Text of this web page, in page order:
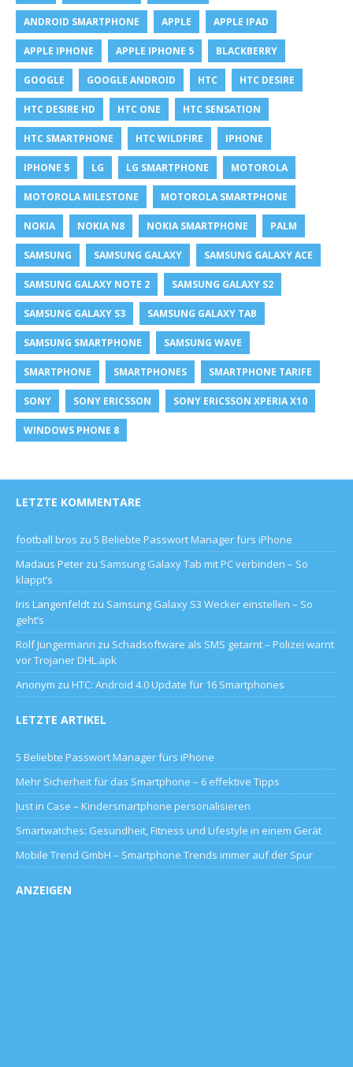
ANDROID SMARTPHONE APPLE APPLE IPAD
APPLE IPHONE APPLE IPHONE 5 BLACKBERRY
GOOGLE GOOGLE ANDROID HTC HTC DESIRE
HTC DESIRE HD HTC ONE HTC SENSATION
HTC SMARTPHONE HTC WILDFIRE IPHONE
IPHONE 5 LG LG SMARTPHONE MOTOROLA
MOTOROLA MILESTONE MOTOROLA SMARTPHONE
NOKIA NOKIA N8 NOKIA SMARTPHONE PALM
SAMSUNG SAMSUNG GALAXY SAMSUNG GALAXY ACE
SAMSUNG GALAXY NOTE 2 SAMSUNG GALAXY S2
SAMSUNG GALAXY S3 SAMSUNG GALAXY TAB
SAMSUNG SMARTPHONE SAMSUNG WAVE
SMARTPHONE SMARTPHONES SMARTPHONE TARIFE
SONY SONY ERICSSON SONY ERICSSON XPERIA X10
WINDOWS PHONE 8
LETZTE KOMMENTARE
football bros zu 5 Beliebte Passwort Manager fürs iPhone
Madaus Peter zu Samsung Galaxy Tab mit PC verbinden – So
klappt’s
Iris Langenfeldt zu Samsung Galaxy S3 Wecker einstellen – So
geht’s
Rolf Jüngermann zu Schadsoftware als SMS getarnt – Polizei warnt
vor Trojaner DHL.apk
Anonym zu HTC: Android 4.0 Update für 16 Smartphones
LETZTE ARTIKEL
5 Beliebte Passwort Manager fürs iPhone
Mehr Sicherheit für das Smartphone – 6 effektive Tipps
Just in Case – Kindersmartphone personalisieren
Smartwatches: Gesundheit, Fitness und Lifestyle in einem Gerät
Mobile Trend GmbH – Smartphone Trends immer auf der Spur
ANZEIGEN